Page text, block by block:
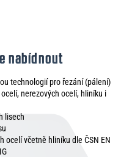
nabídnout
technologií pro řezání (pálení)
nerezových ocelí, hliníku i
lisech
ocelí včetně hliníku dle ČSN EN